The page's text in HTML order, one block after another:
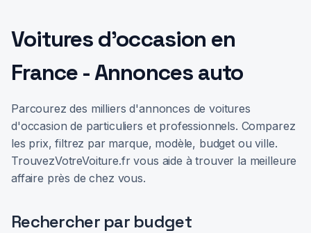
Voitures d'occasion en
France - Annonces auto
Parcourez des milliers d'annonces de voitures
d'occasion de particuliers et professionnels. Comparez
les prix, filtrez par marque, modèle, budget ou ville.
TrouvezVotreVoiture.fr vous aide à trouver la meilleure
affaire près de chez vous.
Rechercher par budget